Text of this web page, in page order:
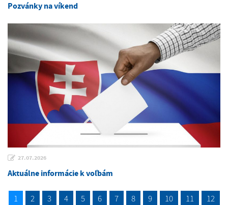
Pozvánky na víkend
27.07.2026
Aktuálne informácie k voľbám
1 2 3 4 5 6 7 8 9 10 11
12